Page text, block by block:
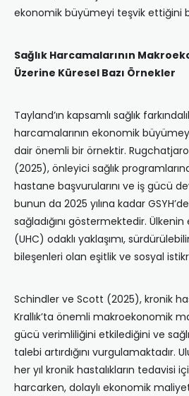
ekonomik büyümeyi teşvik ettiğini
Sağlık Harcamalarının
Üzerine Küresel Bazı Örnekler
Tayland’ın kapsamlı sağlık
harcamalarının ekonomik
dair önemli bir örnektir.
(2025), önleyici sağlık
hastane başvurularını ve iş gücü
bunun da 2025 yılına kadar
sağladığını göstermektedir. Ülkenin
(UHC) odaklı yaklaşımı,
bileşenleri olan eşitlik ve sosyal
Schindler ve Scott (2025), kronik
Krallık’ta önemli makroekonomik
gücü verimliliğini etkilediğini ve
talebi artırdığını vurgulamaktadır.
her yıl kronik hastalıkların tedavisi
harcarken, dolaylı ekonomik